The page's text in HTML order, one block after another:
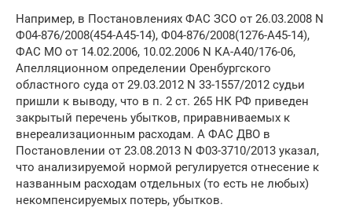
Например, в Постановлениях ФАС ЗСО от 26.03.2008 N
Ф04-876/2008(454-А45-14), Ф04-876/2008(1276-А45-14),
ФАС МО от 14.02.2006, 10.02.2006 N КА-А40/176-06,
Апелляционном определении Оренбургского
областного суда от 29.03.2012 N 33-1557/2012 судьи
пришли к выводу, что в п. 2 ст. 265 НК РФ приведен
закрытый перечень убытков, приравниваемых к
внереализационным расходам. А ФАС ДВО в
Постановлении от 23.08.2013 N Ф03-3710/2013 указал,
что анализируемой нормой регулируется отнесение к
названным расходам отдельных (то есть не любых)
некомпенсируемых потерь, убытков.